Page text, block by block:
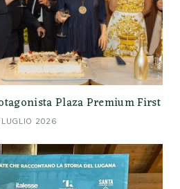
Plaza Premium First
2026